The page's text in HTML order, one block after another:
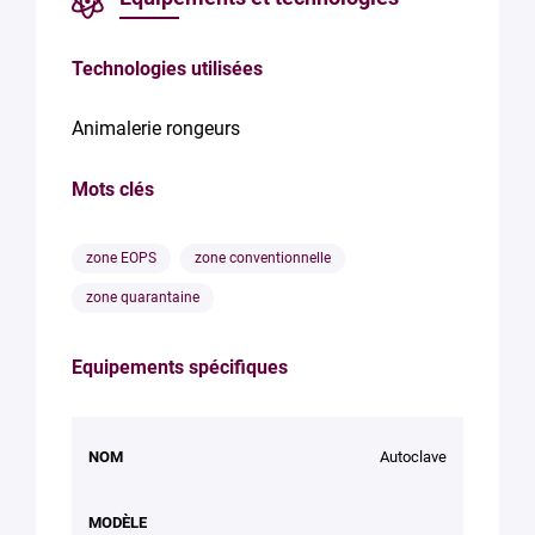
Technologies utilisées
Animalerie rongeurs
Mots clés
zone EOPS zone conventionnelle
zone quarantaine
Equipements spécifiques
NOMMODÈLE Autoclave